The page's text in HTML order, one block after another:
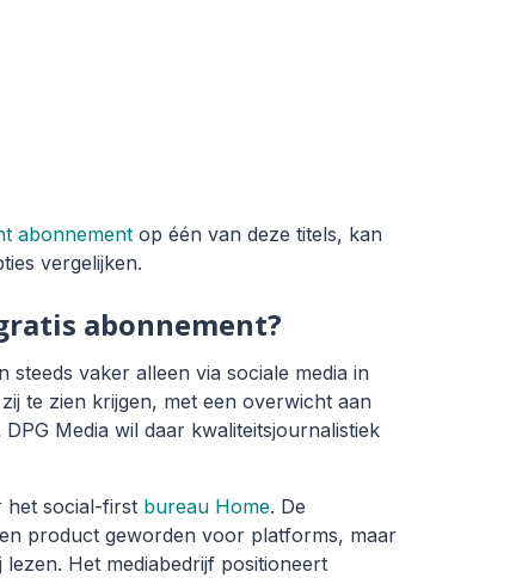
abonnement op één van deze titels, kan
vergelijken.
abonnement?
vaker alleen via sociale media in
te zien krijgen, met een overwicht aan
Media wil daar kwaliteitsjournalistiek
het social-first bureau Home. De
product geworden voor platforms, maar
Het mediabedrijf positioneert